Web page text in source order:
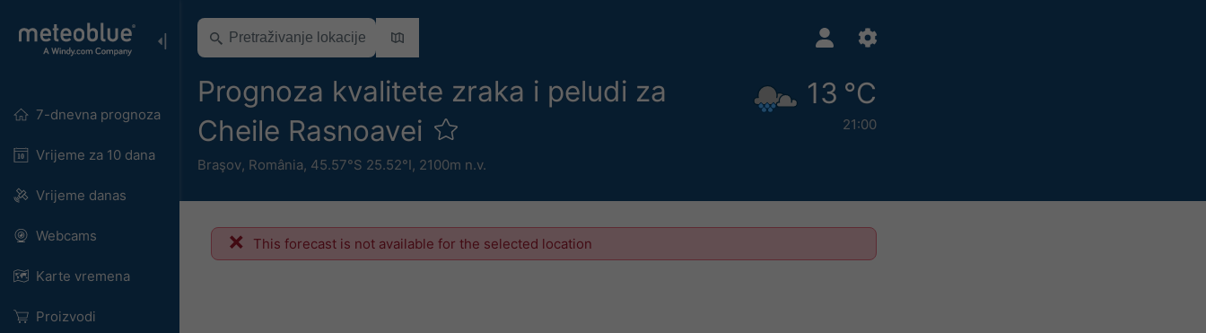
7-dnevna prognoza
Vrijeme za 10 dana
Vrijeme danas
Webcams
Karte vremena
Proizvodi
Prognoza kvalitete zraka i peludi za
Cheile Rasnoavei
Braşov, România, 45.57°S 25.52°I, 2100m n.v.
13 °C
21:00
This forecast is not available for the selected location